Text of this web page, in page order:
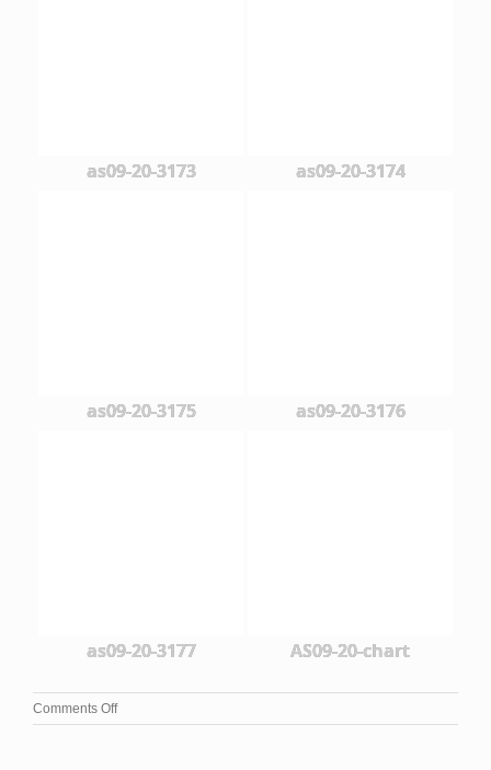
as09-20-3173 as09-20-3174
as09-20-3175 as09-20-3176
as09-20-3177 AS09-20-chart
Comments Offon
Apollo